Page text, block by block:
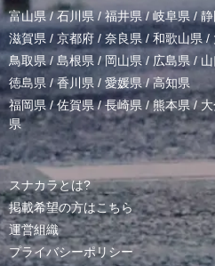
富山県 /石川県/福井県/岐阜県 /
滋賀県 / 京都府 / 奈良県 / 和歌山県/
鳥取県/ 島根県 /岡山県/ 広島県 /
徳島県 /香川県 / 愛媛県/高知県
福岡県/佐賀県/長崎県 /熊本県/
県
スナカラとは?
掲載希望の方はこちら
運営組織
プライバシーポリシー